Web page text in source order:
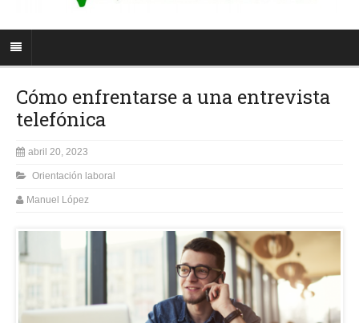
Cómo enfrentarse a una entrevista
telefónica
abril 20, 2023
Orientación laboral
Manuel López